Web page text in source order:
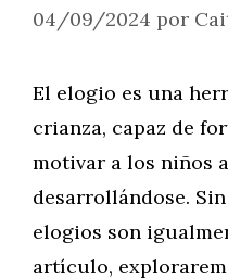
04/09/2024 por
El elogio es una
crianza, capaz de
motivar a los niños
desarrollándose.
elogios son
artículo,